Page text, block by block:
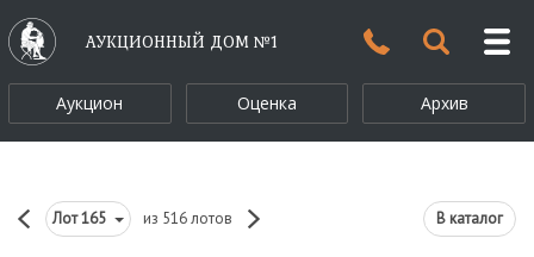
АУКЦИОННЫЙ ДОМ №1
Аукцион Оценка Архив
Лот165 из 516 лотов В каталог